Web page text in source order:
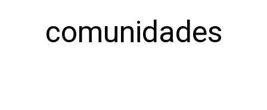
comunidades